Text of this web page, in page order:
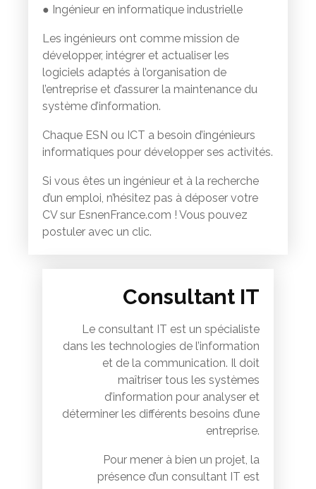
● Ingénieur en informatique industrielle
Les ingénieurs ont comme mission de
développer, intégrer et actualiser les
logiciels adaptés à l’organisation de
l’entreprise et d’assurer la maintenance du
système d’information.
Chaque ESN ou ICT a besoin d’ingénieurs
informatiques pour développer ses activités.
Si vous êtes un ingénieur et à la recherche
d’un emploi, n’hésitez pas à déposer votre
CV sur EsnenFrance.com ! Vous pouvez
postuler avec un clic.
Consultant IT
Le consultant IT est un spécialiste
dans les technologies de l’information
et de la communication. Il doit
maîtriser tous les systèmes
d’information pour analyser et
déterminer les différents besoins d’une
entreprise.
Pour mener à bien un projet, la
présence d’un consultant IT est